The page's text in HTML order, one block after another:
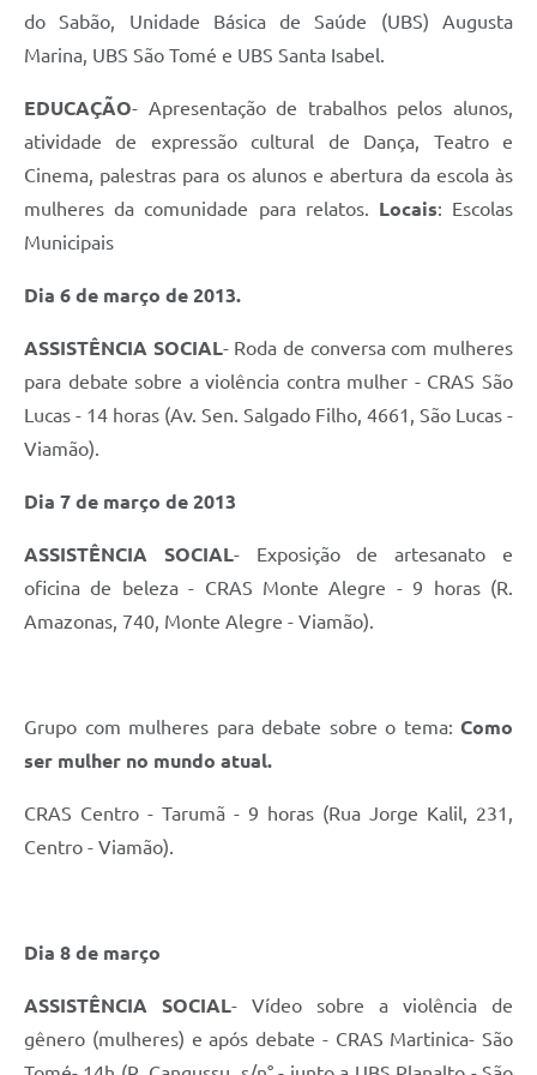
do Sabão, Unidade Básica de Saúde (UBS) Augusta
Marina, UBS São Tomé e UBS Santa Isabel.
EDUCAÇÃO- Apresentação de trabalhos pelos alunos,
atividade de expressão cultural de Dança, Teatro e
Cinema, palestras para os alunos e abertura da escola às
mulheres da comunidade para relatos. Locais: Escolas
Municipais
Dia 6 de março de 2013.
ASSISTÊNCIA SOCIAL- Roda de conversa com mulheres
para debate sobre a violência contra mulher - CRAS São
Lucas - 14 horas (Av. Sen. Salgado Filho, 4661, São Lucas -
Viamão).
Dia 7 de março de 2013
ASSISTÊNCIA SOCIAL- Exposição de artesanato e
oficina de beleza - CRAS Monte Alegre - 9 horas (R.
Amazonas, 740, Monte Alegre - Viamão).
Grupo com mulheres para debate sobre o tema: Como
ser mulher no mundo atual.
CRAS Centro - Tarumã - 9 horas (Rua Jorge Kalil, 231,
Centro - Viamão).
Dia 8 de março
ASSISTÊNCIA SOCIAL- Vídeo sobre a violência de
gênero (mulheres) e após debate - CRAS Martinica- São